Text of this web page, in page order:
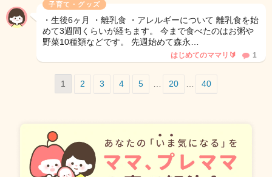
子育て・グッズ
・生後6ヶ月 ・離乳食 ・アレルギーについて 離乳食を始
めて3週間くらいが経ちます。 今まで食べたのはお粥や
野菜10種類などです。 先週始めて森永…
はじめてのママリ🔰 1
1 2 3 4 5 20 40